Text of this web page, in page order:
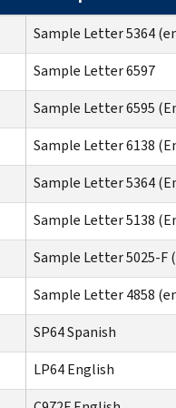
Sample Letter 5364
Sample Letter 6597
Sample Letter 6595
Sample Letter 6138
Sample Letter 5364
Sample Letter 5138
Sample Letter 5025-F
Sample Letter 4858
SP64 Spanish
LP64 English